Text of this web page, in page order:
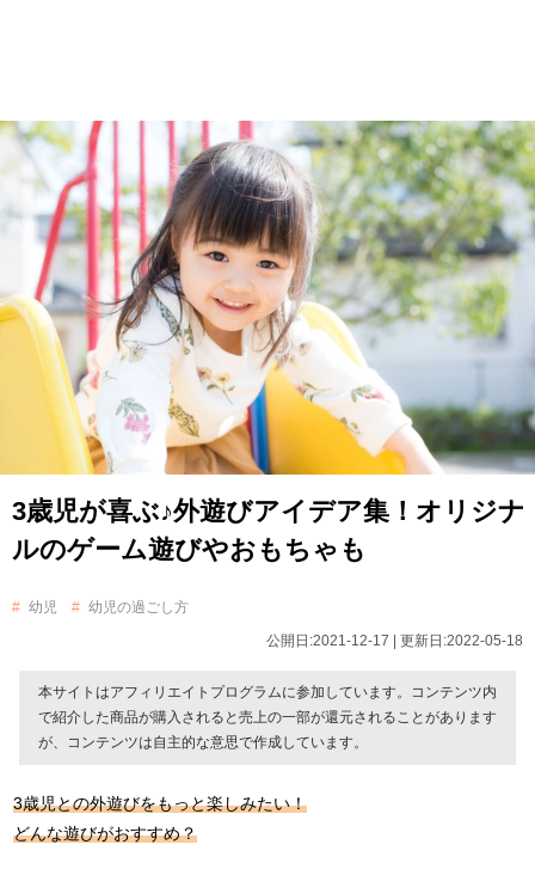
3歳児が喜ぶ♪外遊びアイデア集！オリジナ
ルのゲーム遊びやおもちゃも
幼児
幼児の過ごし方
公開日:2021-12-17 | 更新日:2022-05-18
本サイトはアフィリエイトプログラムに参加しています。コンテンツ内
で紹介した商品が購入されると売上の一部が還元されることがあります
が、コンテンツは自主的な意思で作成しています。
3歳児との外遊びをもっと楽しみたい！
どんな遊びがおすすめ？